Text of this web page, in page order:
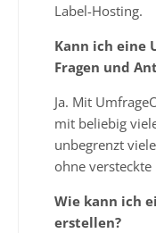
Label-Hosting.
Kann ich eine
Fragen und
Ja. Mit
mit beliebig
unbegrenzt
ohne versteckte
Wie kann ich
erstellen?